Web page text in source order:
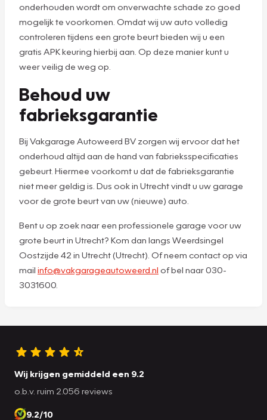
onderhouden wordt om onverwachte schade zo goed
mogelijk te voorkomen. Omdat wij uw auto volledig
controleren tijdens een grote beurt bieden wij u een
gratis APK keuring hierbij aan. Op deze manier kunt u
weer veilig de weg op.
Behoud uw
fabrieksgarantie
Bij Vakgarage Autoweerd BV zorgen wij ervoor dat het
onderhoud altijd aan de hand van fabrieksspecificaties
gebeurt. Hiermee voorkomt u dat de fabrieksgarantie
niet meer geldig is. Dus ook in Utrecht vindt u uw garage
voor de grote beurt van uw (nieuwe) auto.
Bent u op zoek naar een professionele garage voor uw
grote beurt in Utrecht? Kom dan langs Weerdsingel
Oostzijde 42 in Utrecht (Utrecht). Of neem contact op via
mail info@vakgarageautoweerd.nl of bel naar 030-
3031600.
Wij krijgen gemiddeld een 9.2
o.b.v. ruim 2.056 reviews
9.2/10